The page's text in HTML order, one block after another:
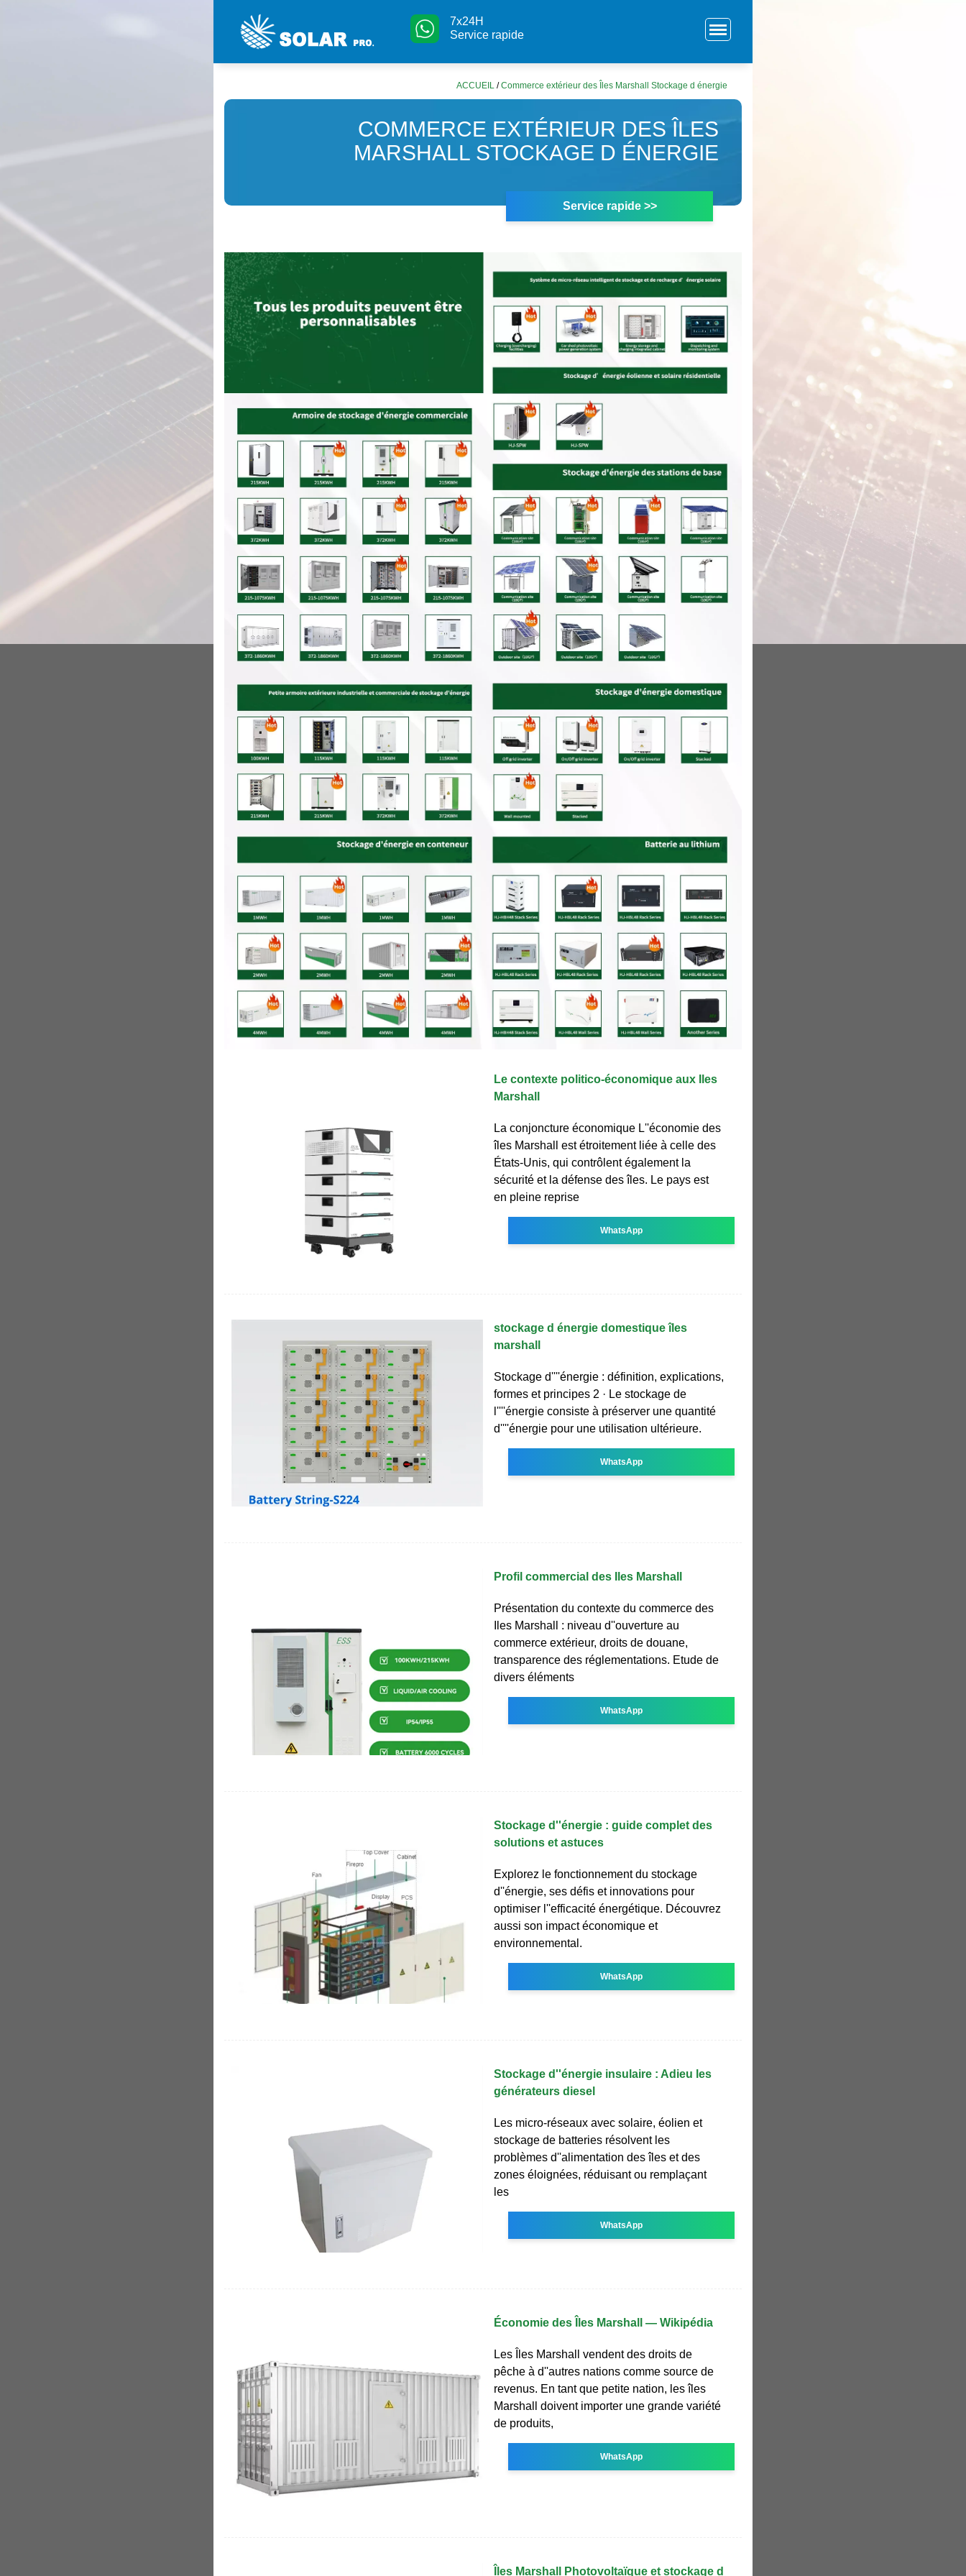
7x24H
Service rapide
ACCUEIL /Commerce extérieur des Îles Marshall Stockage d énergie
COMMERCE EXTÉRIEUR DES ÎLES
MARSHALL STOCKAGE D ÉNERGIE
Service rapide >>
Le contexte politico-économique aux Iles
Marshall
La conjoncture économique L''économie des
îles Marshall est étroitement liée à celle des
États-Unis, qui contrôlent également la
sécurité et la défense des îles. Le pays est
en pleine reprise
WhatsApp
stockage d énergie domestique îles
marshall
Stockage d''''énergie : définition, explications,
formes et principes 2 · Le stockage de
l''''énergie consiste à préserver une quantité
d''''énergie pour une utilisation ultérieure.
WhatsApp
Profil commercial des Iles Marshall
Présentation du contexte du commerce des
Iles Marshall : niveau d''ouverture au
commerce extérieur, droits de douane,
transparence des réglementations. Etude de
divers éléments
WhatsApp
Stockage d''énergie : guide complet des
solutions et astuces
Explorez le fonctionnement du stockage
d''énergie, ses défis et innovations pour
optimiser l''efficacité énergétique. Découvrez
aussi son impact économique et
environnemental.
WhatsApp
Stockage d''énergie insulaire : Adieu les
générateurs diesel
Les micro-réseaux avec solaire, éolien et
stockage de batteries résolvent les
problèmes d''alimentation des îles et des
zones éloignées, réduisant ou remplaçant
les
WhatsApp
Économie des Îles Marshall — Wikipédia
Les Îles Marshall vendent des droits de
pêche à d''autres nations comme source de
revenus. En tant que petite nation, les îles
Marshall doivent importer une grande variété
de produits,
WhatsApp
Îles Marshall Photovoltaïque et stockage d